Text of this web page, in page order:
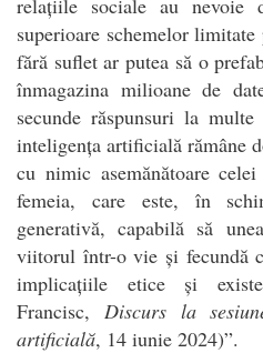
superioare schemelor
fără suflet ar putea să o
înmagazina milioane de
secunde răspunsuri la
inteligența artificială rămâne
cu nimic asemănătoare
femeia, care este, în
generativă, capabilă să
viitorul într-o vie și fecundă
implicațiile etice și
Francisc, Discurs la
artificială, 14 iunie 2024)”.